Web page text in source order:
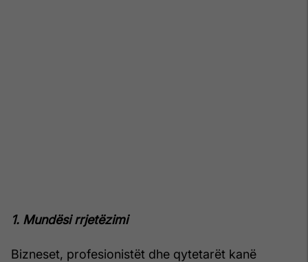
1. Mundësi rrjetëzimi
Bizneset, profesionistët dhe qytetarët kanë